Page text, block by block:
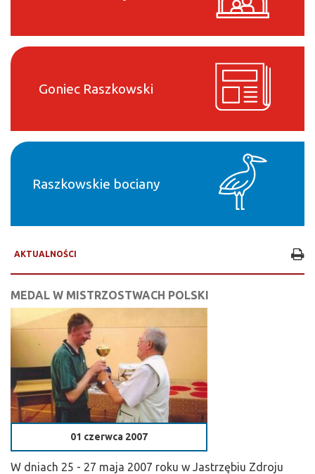
Goniec Raszkowski
Raszkowskie bociany
AKTUALNOŚCI
MEDAL W MISTRZOSTWACH POLSKI
01 czerwca 2007
W dniach 25 - 27 maja 2007 roku w Jastrzębiu Zdroju